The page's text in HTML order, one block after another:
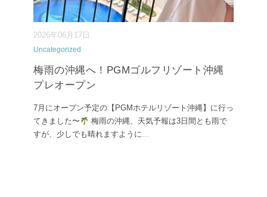
2026年06月17日
Uncategorized
梅雨の沖縄へ！PGMゴルフリゾート沖縄
プレオープン
7月にオープン予定の【PGMホテルリゾート沖縄】に行っ
てきました〜
梅雨の沖縄、天気予報は3日間とも雨で
すが、少しでも晴れますように...